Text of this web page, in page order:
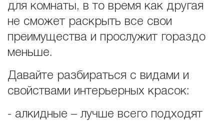
для комнаты, в то время как другая
не сможет раскрыть все свои
преимущества и прослужит гораздо
меньше.
Давайте разбираться с видами и
свойствами интерьерных красок:
- алкидные – лучше всего подходят